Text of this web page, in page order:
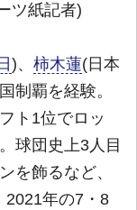
ツ紙記者)
)、 柿木蓮(日本
制覇を経験。
ト1位でロッ
球団史上3人目
を飾るなど、
2021年の7・8